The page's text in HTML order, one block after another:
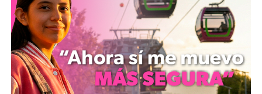
La directora general del Iemsysem, Mariana Sosa
Olmeda, enfatizó que la regularización de las partidas
presupuestales ha erradicado la incertidumbre laboral y
operativa, garantizando el pago puntual de salarios y la
continuidad de los ciclos escolares sin interrupciones
por motivos gremiales.